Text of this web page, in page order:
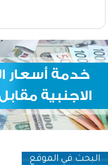
البحث في الموقع